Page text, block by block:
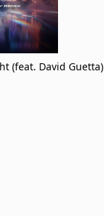
(feat. David